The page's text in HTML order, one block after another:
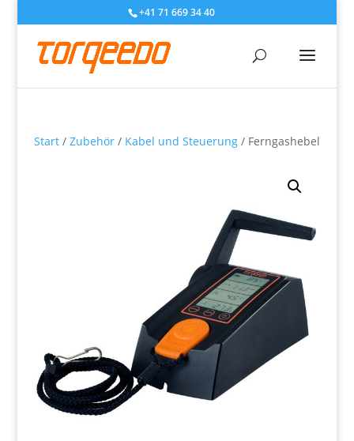
+41 71 669 34 40
Start/ Zubehör/ Kabel und Steuerung/ Ferngashebel